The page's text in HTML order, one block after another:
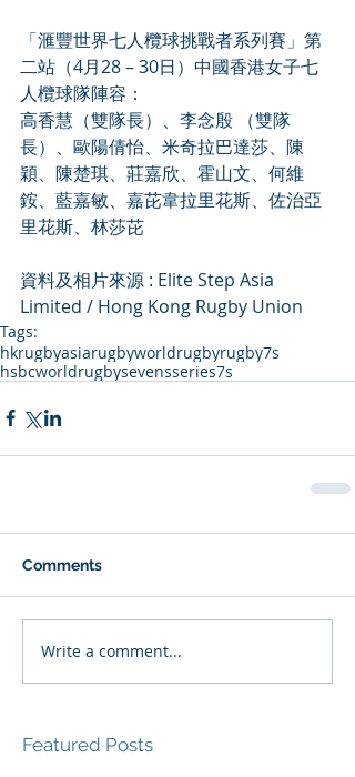
「滙豐世界七人欖球挑戰者系列賽」第
二站（4月28 – 30日）中國香港女子七
人欖球隊陣容：
高香慧（雙隊長）、李念殷 （雙隊
長）、歐陽倩怡、米奇拉巴達莎、陳
穎、陳楚琪、莊嘉欣、霍山文、何維
銨、藍嘉敏、嘉芘韋拉里花斯、佐治亞
里花斯、林莎芘
資料及相片來源 : Elite Step Asia
Limited / Hong Kong Rugby Union
Tags:
hkrugbyasiarugbyworldrugbyrugby7s
hsbcworldrugbysevensseries7s
Comments
Write a comment...
Featured Posts